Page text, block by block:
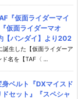
『仮面ライダーマイ
仮面ライダーマオ
【バンダイ】より202
誕生した【仮面ライダーア
名を【TAF〈 ...
身ベルト『DXマイスド
セット』『スペシャ